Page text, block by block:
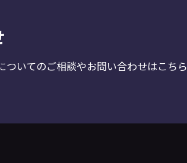
ついてのご相談やお問い合わせはこちら